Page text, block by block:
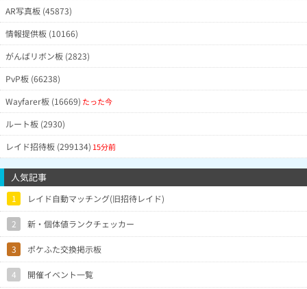
AR写真板 (45873)
情報提供板 (10166)
がんばリボン板 (2823)
PvP板 (66238)
Wayfarer板 (16669) たった今
ルート板 (2930)
レイド招待板 (299134) 15分前
人気記事
1 レイド自動マッチング(旧招待レイド)
2 新・個体値ランクチェッカー
3 ポケふた交換掲示板
4 開催イベント一覧